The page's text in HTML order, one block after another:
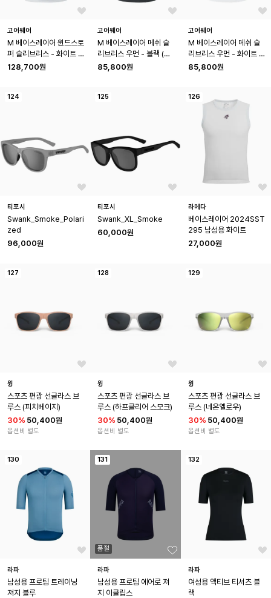
고어웨어
M 베이스레이어 윈드스토
퍼 슬리브리스 - 화이트
(남성용) 방풍 민소매
128,700원
고어웨어
M 베이스레이어 메쉬 슬
리브리스 우먼 - 블랙 (여
성용) 민소매
85,800원
고어웨어
M 베이스레이어 메쉬 슬
리브리스 우먼 - 화이트
(여성용) 민소매
85,800원
124
티포시
Swank_Smoke_Polari
zed
96,000원
125
티포시
Swank_XL_Smoke
60,000원
126
라메다
베이스레이어 2024SST
295 남성용 화이트
27,000원
127
윙
스포츠 편광 선글라스 브
루스 (피치베이지)
30% 50,400원
옵션비 별도
128
윙
스포츠 편광 선글라스 브
루스 (하프클리어 스모크)
30% 50,400원
옵션비 별도
129
윙
스포츠 편광 선글라스 브
루스 (네온옐로우)
30% 50,400원
옵션비 별도
130
라파
남성용 프로팀 트레이닝
져지 블루
131
품절
라파
남성용 프로팀 에어로 져
지 이클립스
132
라파
여성용 액티브 티셔츠 블
랙